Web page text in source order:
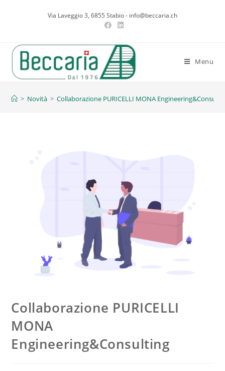
Via Laveggio 3, 6855 Stabio - info@beccaria.ch
Menu
> Novità > Collaborazione PURICELLI MONA
Collaborazione PURICELLI
MONA
Engineering&Consulting